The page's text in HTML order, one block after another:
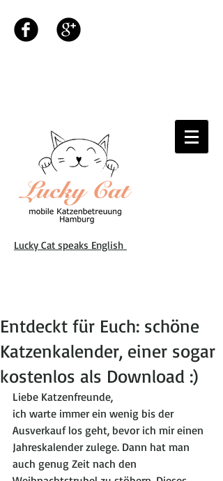
Lucky Cat speaks English
Entdeckt für Euch: schöne
Katzenkalender, einer sogar
kostenlos als Download :)
Liebe Katzenfreunde,
ich warte immer ein wenig bis der
Ausverkauf los geht, bevor ich mir einen
Jahreskalender zulege. Dann hat man
auch genug Zeit nach den